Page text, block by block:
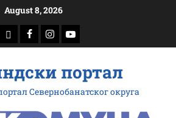
August 8, 2026
доwнлоад
Фацебоок
Инстаграм
Yоутубе
портал
Севернобанатског округа